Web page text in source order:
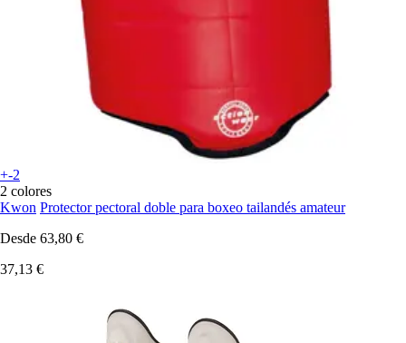
+-2
2 colores
Kwon Protector pectoral doble para boxeo tailandés amateur
Desde 63,80 €
37,13 €